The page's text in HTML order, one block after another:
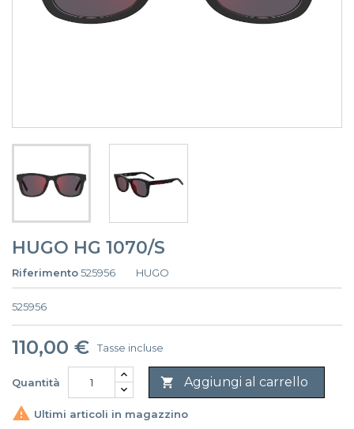
HUGO HG 1070/S
Riferimento525956 HUGO
525956
110,00 € Tasse incluse
Quantità  Aggiungi al carrello
 Ultimi articoli in magazzino